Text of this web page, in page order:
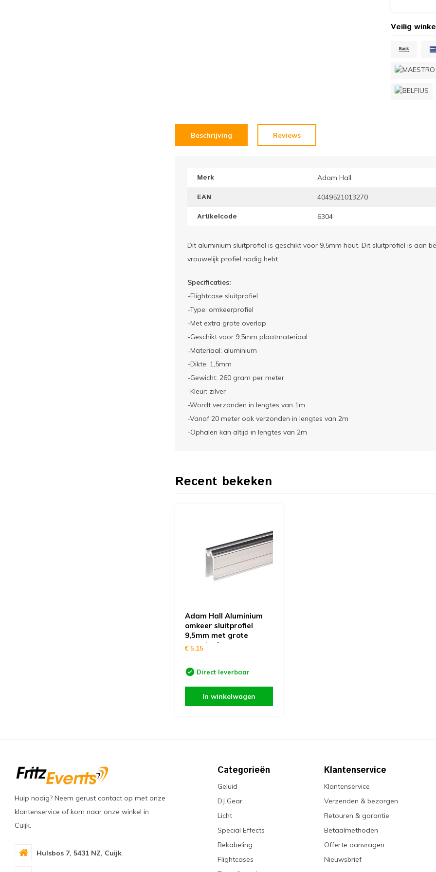
Veilig
Beschrijving Reviews
Merk Adam Hall
EAN 4049521013270
Artikelcode 6304
Dit aluminium sluitprofiel is geschikt voor 9,5mm hout. Dit sluitprofiel is aan
vrouwelijk profiel nodig hebt.
Specificaties:
-Flightcase sluitprofiel
-Type: omkeerprofiel
-Met extra grote overlap
-Geschikt voor 9,5mm plaatmateriaal
-Materiaal: aluminium
-Dikte: 1,5mm
-Gewicht: 260 gram per meter
-Kleur: zilver
-Wordt verzonden in lengtes van 1m
-Vanaf 20 meter ook verzonden in lengtes van 2m
-Ophalen kan altijd in lengtes van 2m
Recent bekeken
Adam Hall Aluminium
omkeer sluitprofiel
9,5mm met grote
oversteek
€ 5,15
Direct leverbaar
In winkelwagen
Hulp nodig? Neem gerust contact op met onze
klantenservice of kom naar onze winkel in
Cuijk.
Hulsbos 7, 5431 NZ, Cuijk
Categorieën
Geluid
DJ Gear
Licht
Special Effects
Bekabeling
Flightcases
Klantenservice
Klantenservice
Verzenden & bezorgen
Retouren & garantie
Betaalmethoden
Offerte aanvragen
Nieuwsbrief